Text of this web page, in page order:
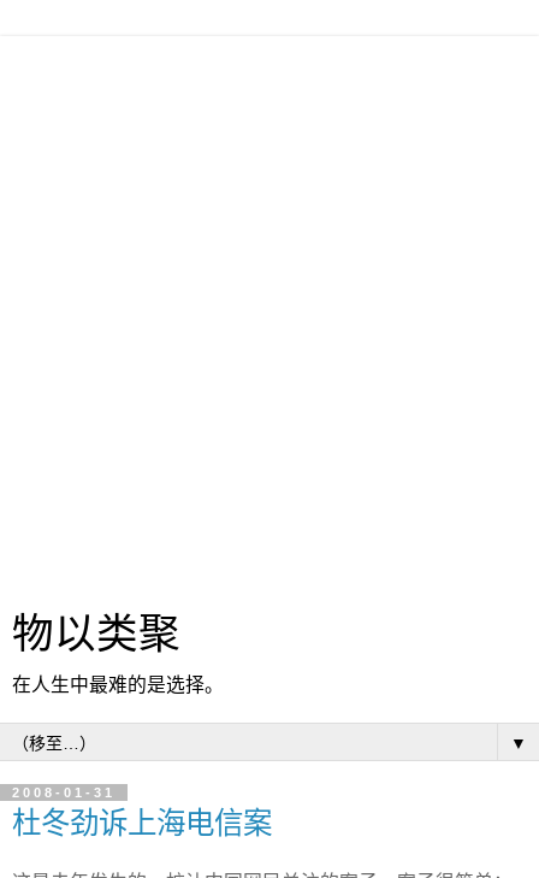
物以类聚
在人生中最难的是选择。
▼
2008-01-31
杜冬劲诉上海电信案